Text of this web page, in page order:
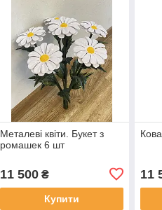
Металеві квіти. Букет з
ромашек 6 шт
11 500₴
Купити
11